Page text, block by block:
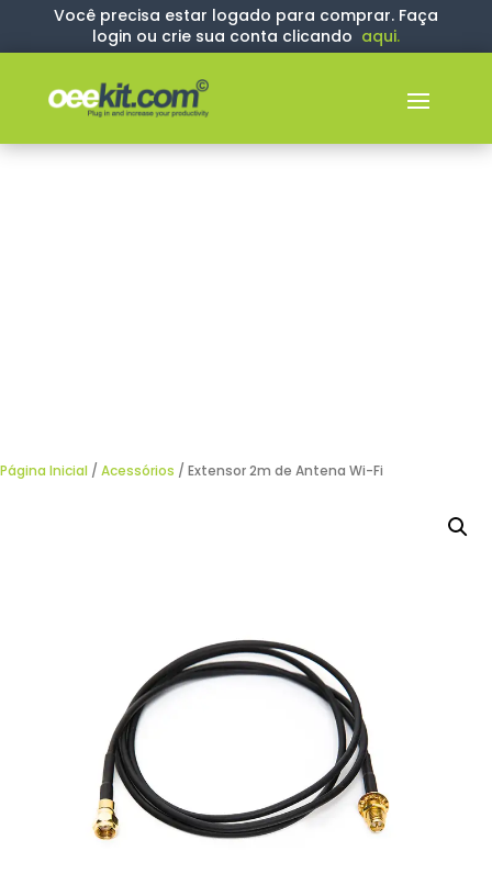
Você precisa estar logado para comprar. Faça
login ou crie sua conta clicando aqui.
Página Inicial / Acessórios / Extensor 2m de Antena Wi-Fi